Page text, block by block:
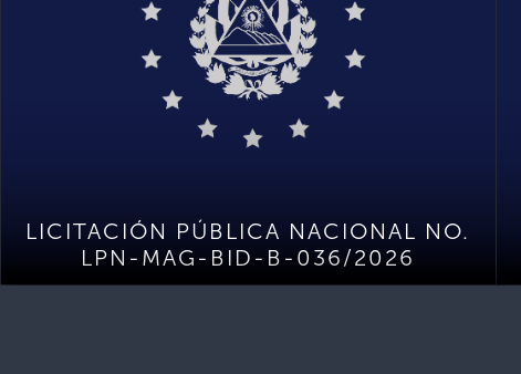
LICITACIÓN PÚBLICA NACIONAL NO.
LPN-MAG-BID-B-036/2026